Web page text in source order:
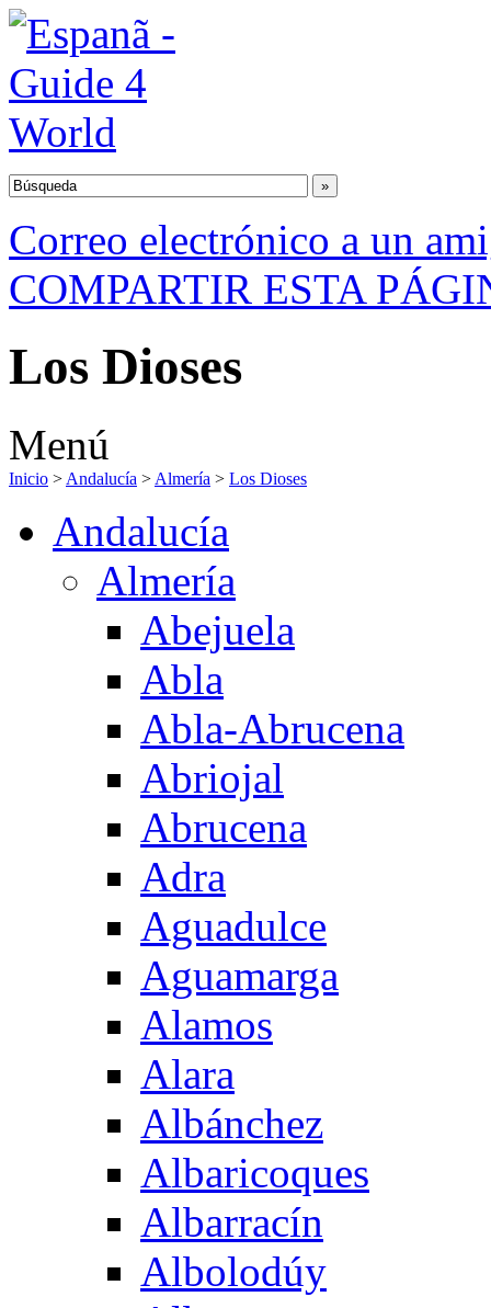
Correo electrónico a un
COMPARTIR ESTA
Los Dioses
Menú
Inicio > Andalucía > Almería > Los Dioses
Andalucía
Almería
Abejuela
Abla
Abla-Abrucena
Abriojal
Abrucena
Adra
Aguadulce
Aguamarga
Alamos
Alara
Albánchez
Albaricoques
Albarracín
Albolodúy